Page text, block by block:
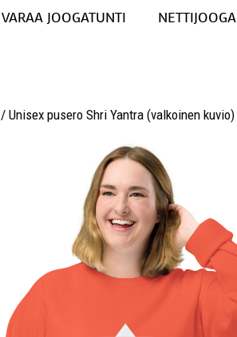
VARAA JOOGATUNTI NETTIJOOGA
/ Unisex pusero Shri Yantra (valkoinen kuvio)